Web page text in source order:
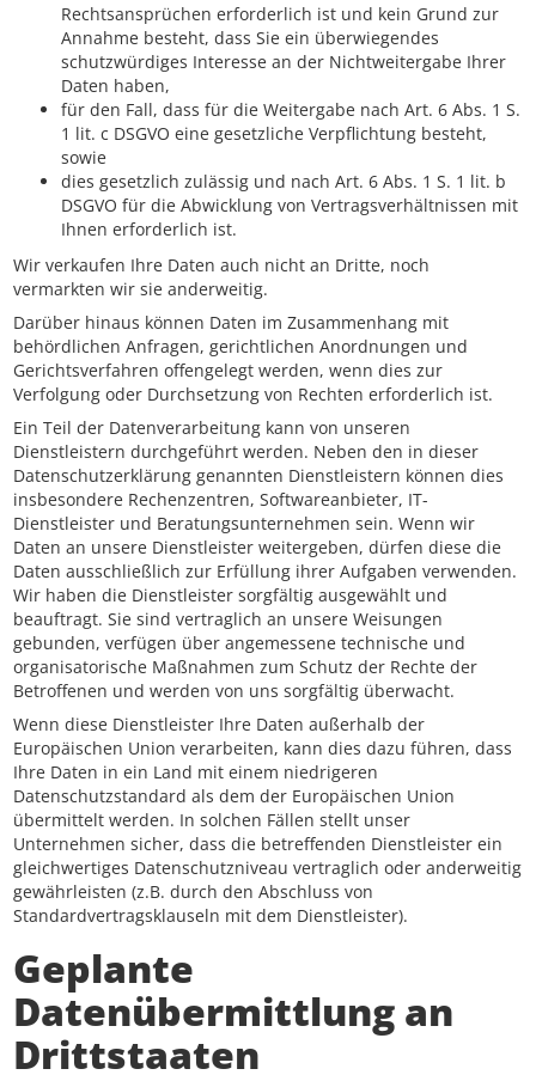
Rechtsansprüchen erforderlich ist und kein Grund zur
Annahme besteht, dass Sie ein überwiegendes
schutzwürdiges Interesse an der Nichtweitergabe Ihrer
Daten haben,
für den Fall, dass für die Weitergabe nach Art. 6 Abs. 1 S.
1 lit. c DSGVO eine gesetzliche Verpflichtung besteht,
sowie
dies gesetzlich zulässig und nach Art. 6 Abs. 1 S. 1 lit. b
DSGVO für die Abwicklung von Vertragsverhältnissen mit
Ihnen erforderlich ist.
Wir verkaufen Ihre Daten auch nicht an Dritte, noch
vermarkten wir sie anderweitig.
Darüber hinaus können Daten im Zusammenhang mit
behördlichen Anfragen, gerichtlichen Anordnungen und
Gerichtsverfahren offengelegt werden, wenn dies zur
Verfolgung oder Durchsetzung von Rechten erforderlich ist.
Ein Teil der Datenverarbeitung kann von unseren
Dienstleistern durchgeführt werden. Neben den in dieser
Datenschutzerklärung genannten Dienstleistern können dies
insbesondere Rechenzentren, Softwareanbieter, IT-
Dienstleister und Beratungsunternehmen sein. Wenn wir
Daten an unsere Dienstleister weitergeben, dürfen diese die
Daten ausschließlich zur Erfüllung ihrer Aufgaben verwenden.
Wir haben die Dienstleister sorgfältig ausgewählt und
beauftragt. Sie sind vertraglich an unsere Weisungen
gebunden, verfügen über angemessene technische und
organisatorische Maßnahmen zum Schutz der Rechte der
Betroffenen und werden von uns sorgfältig überwacht.
Wenn diese Dienstleister Ihre Daten außerhalb der
Europäischen Union verarbeiten, kann dies dazu führen, dass
Ihre Daten in ein Land mit einem niedrigeren
Datenschutzstandard als dem der Europäischen Union
übermittelt werden. In solchen Fällen stellt unser
Unternehmen sicher, dass die betreffenden Dienstleister ein
gleichwertiges Datenschutzniveau vertraglich oder anderweitig
gewährleisten (z.B. durch den Abschluss von
Standardvertragsklauseln mit dem Dienstleister).
Geplante
Datenübermittlung an
Drittstaaten